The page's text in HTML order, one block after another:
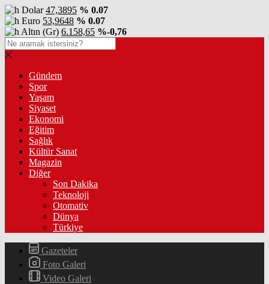
Dolar47,3895 % 0.07
Euro 53,9648 % 0.07
Altın (Gr) 6.158,65 %-0,76
Gündem
Spor
Yaşam
Siyaset
Ekonomi
Eğitim
Sağlık
Kültür Sanat
Magazin
Diğer
Son Dakika
Teknoloji
Otomativ
Dünya
Türkiye
Gazeteler
Foto Galeri
Video Galeri